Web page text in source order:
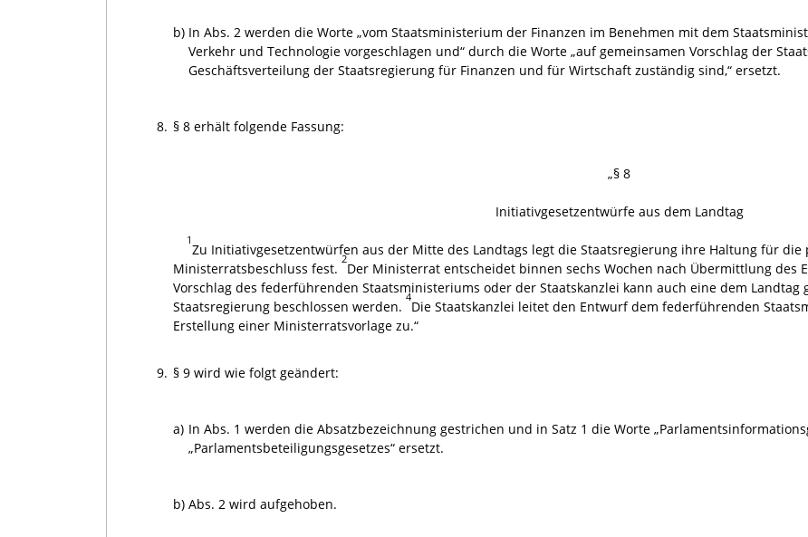
b) In Abs. 2 werden die Worte „vom Staatsministerium der Finanzen im Benehmen mit dem
Verkehr und Technologie vorgeschlagen und“ durch die Worte „auf gemeinsamen Vorschlag der
Geschäftsverteilung der Staatsregierung für Finanzen und für Wirtschaft zuständig sind,“ ersetzt.
8. § 8 erhält folgende Fassung:
„§ 8
Initiativgesetzentwürfe aus dem Landtag
1
Zu Initiativgesetzentwürfen aus der Mitte des Landtags legt die Staatsregierung ihre Haltung für
Ministerratsbeschluss fest.
2
Der Ministerrat entscheidet binnen sechs Wochen nach Übermittlung des
Vorschlag des federführenden Staatsministeriums oder der Staatskanzlei kann auch eine dem
Staatsregierung beschlossen werden.
4
Die Staatskanzlei leitet den Entwurf dem federführenden
Erstellung einer Ministerratsvorlage zu.“
9. § 9 wird wie folgt geändert:
a) In Abs. 1 werden die Absatzbezeichnung gestrichen und in Satz 1 die Worte
„Parlamentsbeteiligungsgesetzes“ ersetzt.
b) Abs. 2 wird aufgehoben.